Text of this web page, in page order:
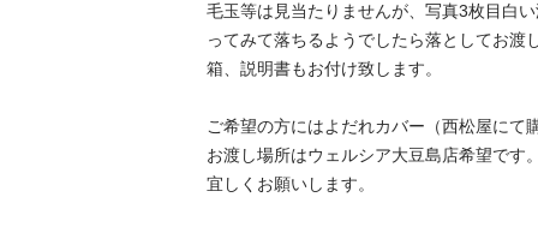
毛玉等は見当たりませんが、写真3枚目白
ってみて落ちるようでしたら落としてお渡
箱、説明書もお付け致します。
ご希望の方にはよだれカバー（西松屋にて
お渡し場所はウェルシア大豆島店希望です。
宜しくお願いします。